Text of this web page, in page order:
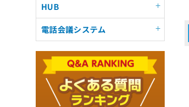
HUB
電話会議システム